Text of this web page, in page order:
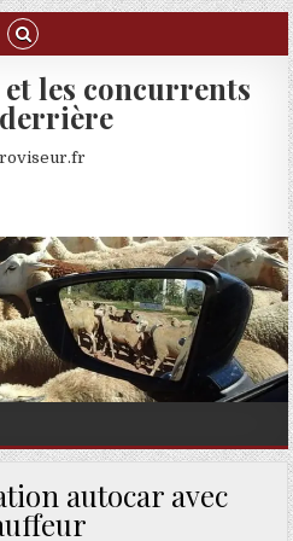
les concurrents
autocar avec